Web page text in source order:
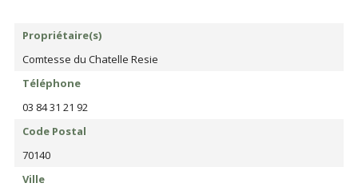
Propriétaire(s)
Comtesse du Chatelle Resie
Téléphone
03 84 31 21 92
Code Postal
70140
Ville